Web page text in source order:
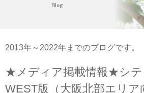
2013年～2022年までのブログです。
★メディア掲載情報★シテ
WEST版（大阪北部エリア